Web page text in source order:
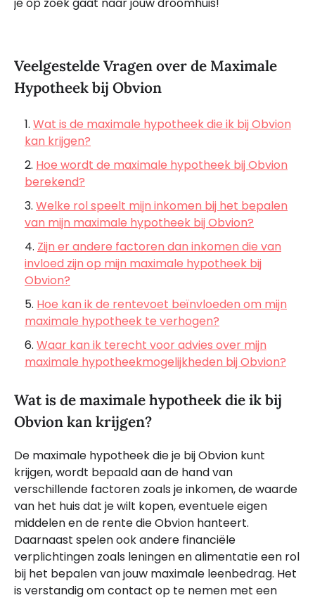
Veelgestelde Vragen over de Maximale
Hypotheek bij Obvion
Wat is de maximale hypotheek die ik bij Obvion
kan krijgen?
Hoe wordt de maximale hypotheek bij Obvion
berekend?
Welke rol speelt mijn inkomen bij het bepalen
van mijn maximale hypotheek bij Obvion?
Zijn er andere factoren dan inkomen die van
invloed zijn op mijn maximale hypotheek bij
Obvion?
Hoe kan ik de rentevoet beïnvloeden om mijn
maximale hypotheek te verhogen?
Waar kan ik terecht voor advies over mijn
maximale hypotheekmogelijkheden bij Obvion?
Wat is de maximale hypotheek die ik bij
Obvion kan krijgen?
De maximale hypotheek die je bij Obvion kunt
krijgen, wordt bepaald aan de hand van
verschillende factoren zoals je inkomen, de waarde
van het huis dat je wilt kopen, eventuele eigen
middelen en de rente die Obvion hanteert.
Daarnaast spelen ook andere financiële
verplichtingen zoals leningen en alimentatie een rol
bij het bepalen van jouw maximale leenbedrag. Het
is verstandig om contact op te nemen met een